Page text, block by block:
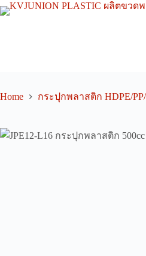
Skip
to
Home กระปุกพลาสติก HDPE/PP/